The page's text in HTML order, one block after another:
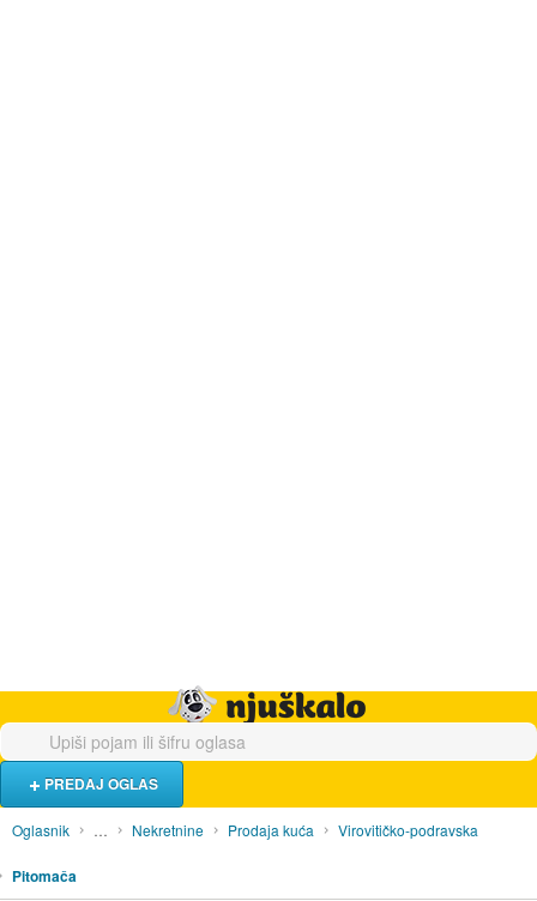
PREDAJ OGLAS
Oglasnik … Nekretnine Prodaja kuća Virovitičko-podravska
Pitomača